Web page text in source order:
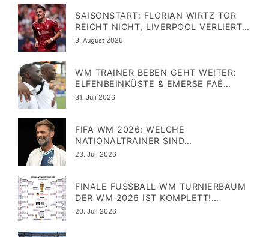
SAISONSTART: FLORIAN WIRTZ-TOR
REICHT NICHT, LIVERPOOL VERLIERT
TROTZ TREFFER
Veröffentlicht
3. August 2026
WM TRAINER BEBEN GEHT WEITER:
ELFENBEINKÜSTE & EMERSE FAÉ
GEHEN GETRENNTE WEGE
Veröffentlicht
31. Juli 2026
FIFA WM 2026: WELCHE
NATIONALTRAINER SIND
ZURÜCKGETRETEN ODER WURDEN
Veröffentlicht
23. Juli 2026
FINALE FUSSBALL-WM TURNIERBAUM D
ER WM 2026 IST KOMPLETT! T
ABELLENRECHNER! WM TIPPEN MIT W
Veröffentlicht
20. Juli 2026